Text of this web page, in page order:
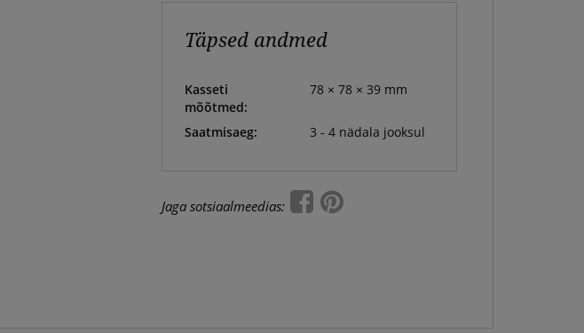
Täpsed andmed
Kasseti
mõõtmed:
78 × 78 × 39 mm
Saatmisaeg: 3 - 4 nädala jooksul
Jaga sotsiaalmeedias: